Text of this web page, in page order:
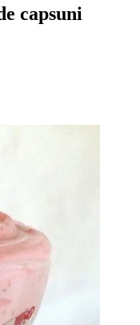
capsuni